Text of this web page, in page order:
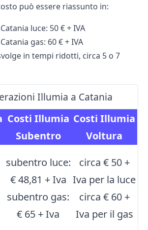
può essere riassunto in:
luce: 50 € + IVA
gas: 60 € + IVA
in tempi ridotti, circa 5 o 7
Illumia a Catania
Costi Illumia
Subentro
Costi Illumia
Voltura
subentro luce:
€ 48,81 + Iva
subentro gas:
€ 65 + Iva
circa € 50 +
Iva per la luce
circa € 60 +
Iva per il gas